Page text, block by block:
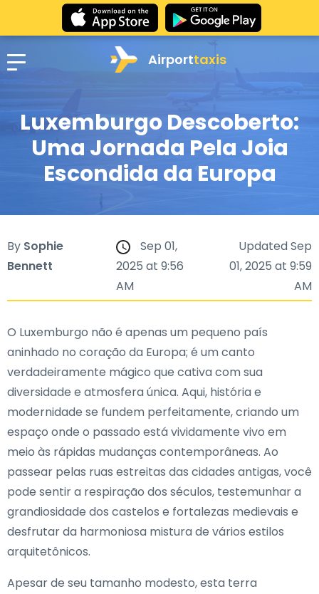
Airporttaxis
Luxemburgo Descoberto:
Uma Jornada Pela Joia
Escondida da Europa
By Sophie
Bennett
Sep 01,
2025 at 9:56
AM
Updated Sep
01, 2025 at 9:59
AM
O Luxemburgo não é apenas um pequeno país
aninhado no coração da Europa; é um canto
verdadeiramente mágico que cativa com sua
diversidade e atmosfera única. Aqui, história e
modernidade se fundem perfeitamente, criando um
espaço onde o passado está vividamente vivo em
meio às rápidas mudanças contemporâneas. Ao
passear pelas ruas estreitas das cidades antigas, você
pode sentir a respiração dos séculos, testemunhar a
grandiosidade dos castelos e fortalezas medievais e
desfrutar da harmoniosa mistura de vários estilos
arquitetônicos.
Apesar de seu tamanho modesto, esta terra